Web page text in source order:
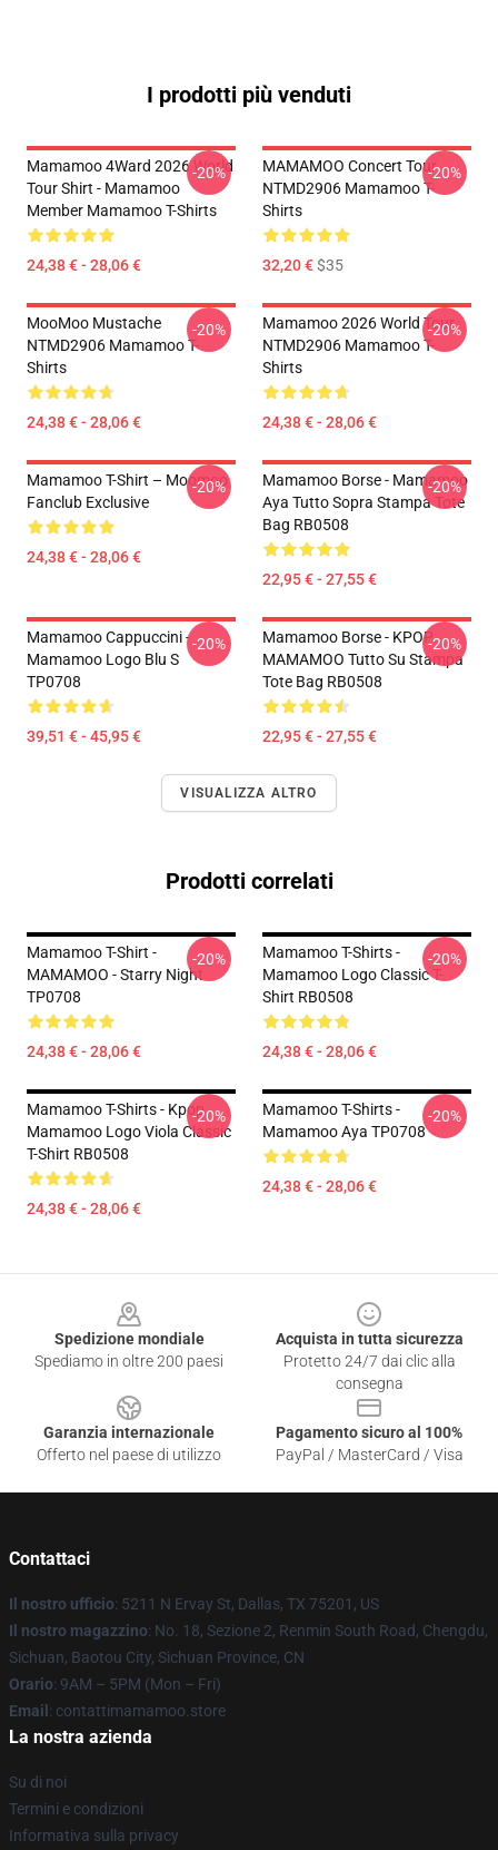
I prodotti più venduti
Mamamoo 4Ward 2026 World
Tour Shirt - Mamamoo
Member Mamamoo T-Shirts
24,38 € - 28,06 €
-20%
MAMAMOO Concert Tour
NTMD2906 Mamamoo T-
Shirts
32,20 €$35
-20%
MooMoo Mustache
NTMD2906 Mamamoo T-
Shirts
24,38 € - 28,06 €
-20%
Mamamoo 2026 World Tour
NTMD2906 Mamamoo T-
Shirts
24,38 € - 28,06 €
-20%
Mamamoo T-Shirt – Moomoo
Fanclub Exclusive
24,38 € - 28,06 €
-20%
Mamamoo Borse - Mamamoo
Aya Tutto Sopra Stampa Tote
Bag RB0508
22,95 € - 27,55 €
-20%
Mamamoo Cappuccini -
Mamamoo Logo Blu S
TP0708
39,51 € - 45,95 €
-20%
Mamamoo Borse - KPOP
MAMAMOO Tutto Su Stampa
Tote Bag RB0508
22,95 € - 27,55 €
-20%
VISUALIZZA ALTRO
Prodotti correlati
Mamamoo T-Shirt -
MAMAMOO - Starry Night
TP0708
24,38 € - 28,06 €
-20%
Mamamoo T-Shirts -
Mamamoo Logo Classic T-
Shirt RB0508
24,38 € - 28,06 €
-20%
Mamamoo T-Shirts - Kpop
Mamamoo Logo Viola Classic
T-Shirt RB0508
24,38 € - 28,06 €
-20%
Mamamoo T-Shirts -
Mamamoo Aya TP0708
24,38 € - 28,06 €
-20%
Spedizione mondiale
Spediamo in oltre 200 paesi
Acquista in tutta sicurezza
Protetto 24/7 dai clic alla
consegna
Garanzia internazionale
Offerto nel paese di utilizzo
Pagamento sicuro al 100%
PayPal / MasterCard / Visa
Contattaci
Il nostro ufficio: 5211 N Ervay St, Dallas, TX 75201, US
Il nostro magazzino: No. 18, Sezione 2, Renmin South Road, Chengdu,
Sichuan, Baotou City, Sichuan Province, CN
Orario: 9AM – 5PM (Mon – Fri)
Email : contattimamamoo.store
La nostra azienda
Su di noi
Termini e condizioni
Informativa sulla privacy